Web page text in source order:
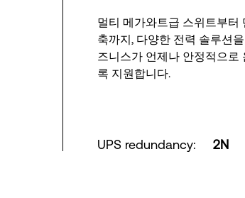
멀티 메가와트급 스위트부터
축까지, 다양한 전력 솔루션
즈니스가 언제나 안정적으로
록 지원합니다.
UPS redundancy: 2N